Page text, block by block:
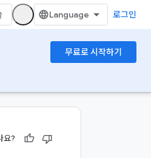
로그인
무료로 시작하기
요?